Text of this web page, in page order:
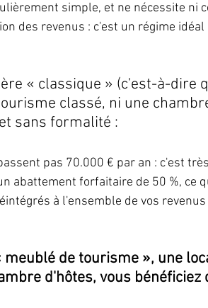
simple, et ne nécessite ni
des revenus : c'est un régime
« classique » (c'est-à-dire
classé, ni une
sans formalité :
pas 70.000 € par an : c'est
abattement forfaitaire de 50 %, ce
à l'ensemble de vos
de tourisme », une
d'hôtes, vous